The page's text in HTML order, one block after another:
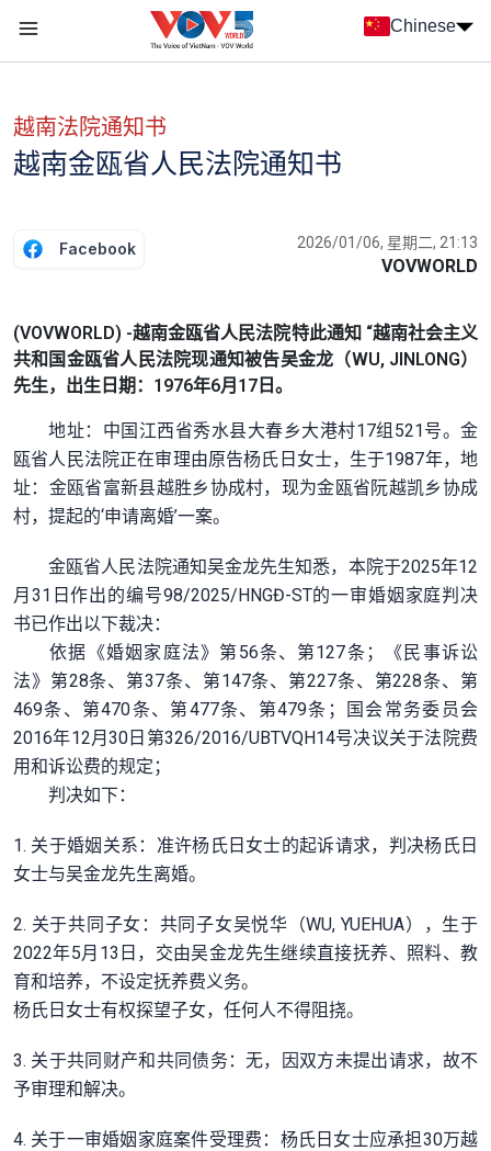
Chinese
越南法院通知书
越南金瓯省人民法院通知书
Facebook 2026/01/06, 星期二, 21:13
VOVWORLD
(VOVWORLD) -越南金瓯省人民法院特此通知 “越南社会主义
共和国金瓯省人民法院现通知被告吴金龙（WU, JINLONG）
先生，出生日期：1976年6月17日。
地址：中国江西省秀水县大春乡大港村17组521号。金
瓯省人民法院正在审理由原告杨氏日女士，生于1987年，地
址：金瓯省富新县越胜乡协成村，现为金瓯省阮越凯乡协成
村，提起的‘申请离婚’一案。
金瓯省人民法院通知吴金龙先生知悉，本院于2025年12
月31日作出的编号98/2025/HNGĐ-ST的一审婚姻家庭判决
书已作出以下裁决：
依据《婚姻家庭法》第56条、第127条；《民事诉讼
法》第28条、第37条、第147条、第227条、第228条、第
469条、第470条、第477条、第479条；国会常务委员会
2016年12月30日第326/2016/UBTVQH14号决议关于法院费
用和诉讼费的规定；
判决如下：
1. 关于婚姻关系：准许杨氏日女士的起诉请求，判决杨氏日
女士与吴金龙先生离婚。
2. 关于共同子女：共同子女吴悦华（WU, YUEHUA），生于
2022年5月13日，交由吴金龙先生继续直接抚养、照料、教
育和培养，不设定抚养费义务。
杨氏日女士有权探望子女，任何人不得阻挠。
3. 关于共同财产和共同债务：无，因双方未提出请求，故不
予审理和解决。
4. 关于一审婚姻家庭案件受理费：杨氏日女士应承担30万越